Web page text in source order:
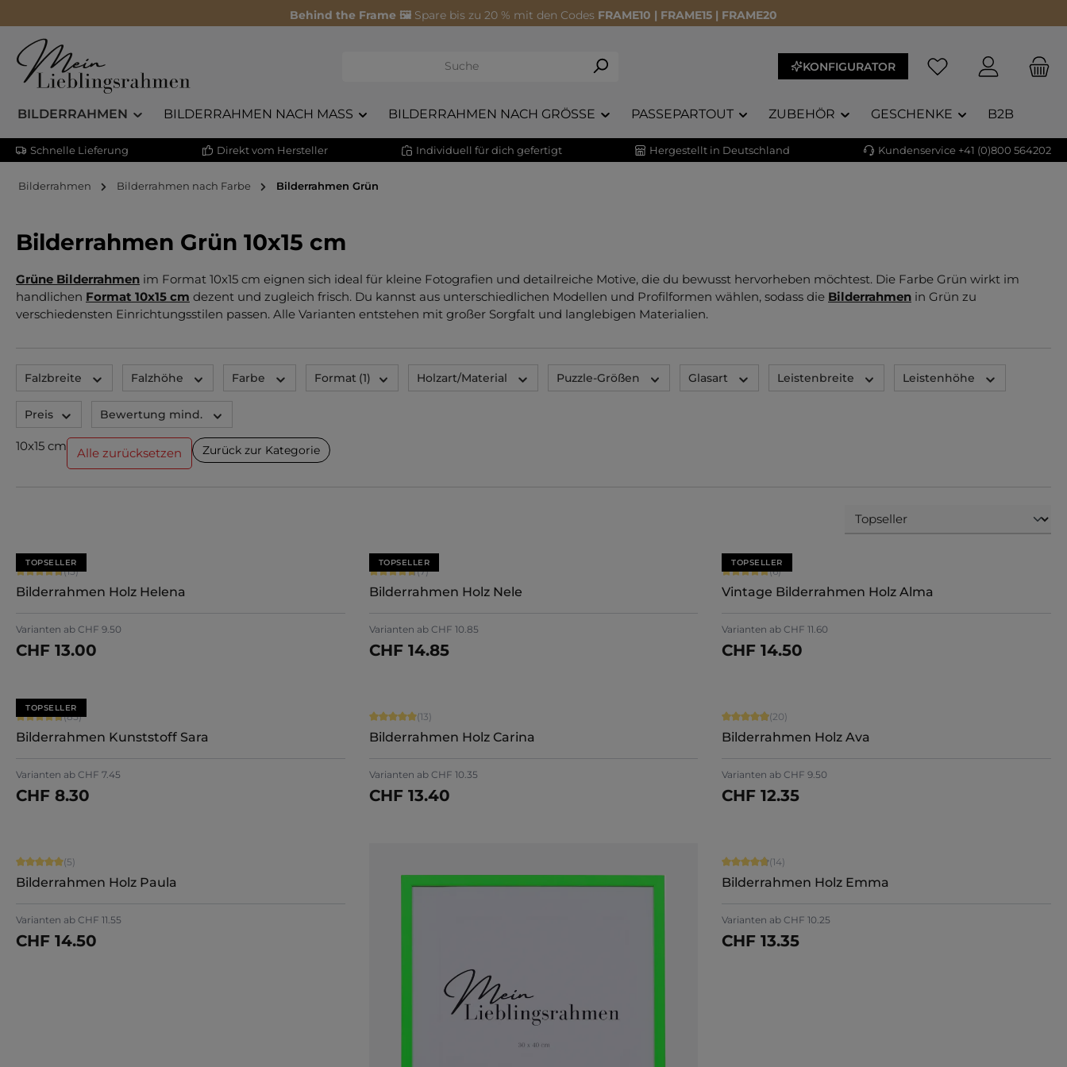
Behind the Frame 🖼️ Spare bis zu 20 % mit den Codes FRAME10 | FRAME15 | FRAME20
KONFIGURATOR Du hast 0 Produkte
BILDERRAHMEN BILDERRAHMEN NACH MASS BILDERRAHMEN NACH GRÖSSE PASSEPARTOUT ZUBEHÖR GESCHENKE B2B
Schnelle Lieferung Direkt vom Hersteller Individuell für dich gefertigt Hergestellt in Deutschland Kundenservice +41 (0)800 564202
Bilderrahmen Bilderrahmen nach Farbe Bilderrahmen Grün
Bilderrahmen Grün 10x15 cm
Grüne Bilderrahmen im Format 10x15 cm eignen sich ideal für kleine Fotografien und detailreiche Motive, die du bewusst hervorheben möchtest. Die Farbe Grün wirkt im
handlichen Format 10x15 cm dezent und zugleich frisch. Du kannst aus unterschiedlichen Modellen und Profilformen wählen, sodass die Bilderrahmen in Grün zu
verschiedensten Einrichtungsstilen passen. Alle Varianten entstehen mit großer Sorgfalt und langlebigen Materialien.
Falzbreite Falzhöhe Farbe Format (1) Holzart/Material Puzzle-Größen Glasart Leistenbreite Leistenhöhe
Preis Bewertung mind.
10x15 cm Alle zurücksetzen Zurück zur Kategorie
TOPSELLER
Durchschnittliche Bewertung von 4.8 von 5 Sternen
(15)
Bilderrahmen Holz Helena
Varianten ab CHF 9.50
CHF 13.00
Jetzt konfigurieren
TOPSELLER
Durchschnittliche Bewertung von 4.71 von 5 Sternen
(7)
Bilderrahmen Holz Nele
Varianten abCHF 10.85
CHF 14.85
Jetzt konfigurieren
TOPSELLER
Durchschnittliche Bewertung von 5 von 5 Sternen
(6)
Vintage Bilderrahmen Holz Alma
Varianten ab CHF 11.60
CHF 14.50
Jetzt konfigurieren
TOPSELLER
Durchschnittliche Bewertung von 4.71 von 5 Sternen
(85)
Bilderrahmen Kunststoff Sara
Varianten ab CHF 7.45
CHF 8.30
Jetzt konfigurieren
Durchschnittliche Bewertung von 5 von 5 Sternen
(13)
Bilderrahmen Holz Carina
Varianten abCHF 10.35
CHF 13.40
Jetzt konfigurieren
Durchschnittliche Bewertung von 4.9 von 5 Sternen
(20)
Bilderrahmen Holz Ava
Varianten ab CHF 9.50
CHF 12.35
Jetzt konfigurieren
Durchschnittliche Bewertung von 5 von 5 Sternen
(5)
Bilderrahmen Holz Paula
Varianten ab CHF 11.55
CHF 14.50
Durchschnittliche Bewertung von 4.86 von 5 Sternen
(14)
Bilderrahmen Holz Emma
Varianten ab CHF 10.25
CHF 13.35